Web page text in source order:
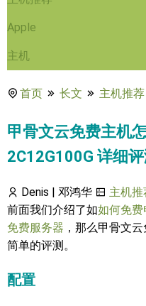
Apple
主机
首页 长文 主机推荐
甲骨文云免费主机
2C12G100G 详细评
Denis | 邓鸿华 主机推
前面我们介绍了如如何免费
免费服务器 ，那么甲骨文
简单的评测。
配置